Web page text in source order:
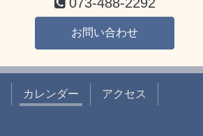
お問い合わせ
カレンダー アクセス